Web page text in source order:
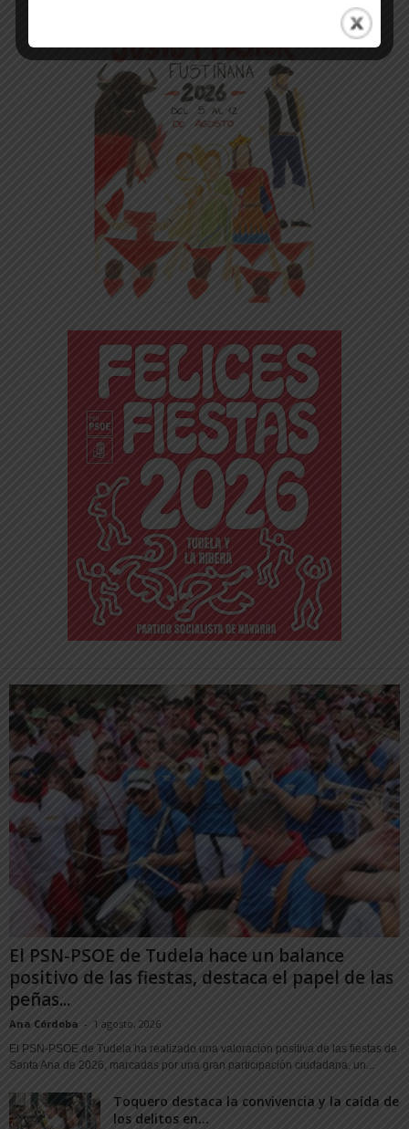
El PSN-PSOE de Tudela hace un balance
positivo de las fiestas, destaca el papel de las
peñas...
Ana Córdoba - 1 agosto, 2026
El PSN-PSOE de Tudela ha realizado una valoración positiva de las fiestas de
Santa Ana de 2026, marcadas por una gran participación ciudadana, un...
Toquero destaca la convivencia y la caída de
los delitos en...